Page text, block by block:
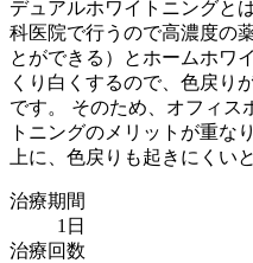
デュアルホワイトニングと
科医院で行うので高濃度の
とができる）とホームホワ
くり白くするので、色戻り
です。 そのため、オフィス
トニングのメリットが重な
上に、色戻りも起きにくい
治療期間
1日
治療回数